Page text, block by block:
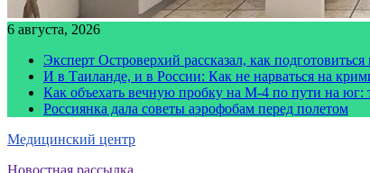
6 августа, 2026
Эксперт Островерхий рассказал, как
И в Таиланде, и в России: Как не нарваться на
Как объехать вечную пробку на М-4 по пути на юг:
Россиянка дала советы аэрофобам перед полетом
Медицинский центр
Новостная рассылка